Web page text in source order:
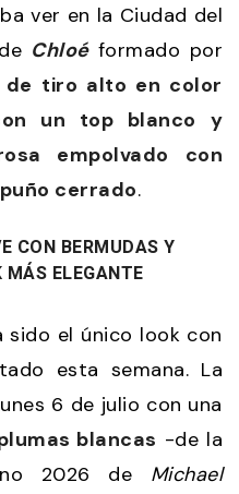
ver en la Ciudad del
Chloéformado por
de tiro alto en color
un top blanco y
empolvado con
cerrado.
CON BERMUDAS Y
MÁS ELEGANTE
sido el único look con
esta semana. La
6 de julio con una
blancas -de la
2026 de Michael